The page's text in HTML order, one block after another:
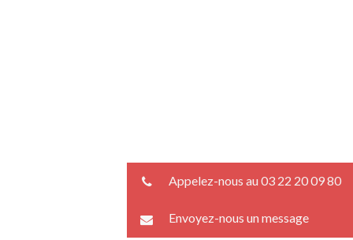
Appelez-nous au 03 22 20 09 80
Envoyez-nous un message